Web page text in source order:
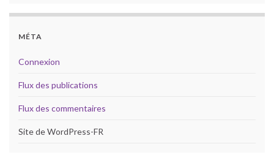
MÉTA
Connexion
Flux des publications
Flux des commentaires
Site de WordPress-FR